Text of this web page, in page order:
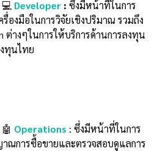
💻 Developer : ซึ่งมีหน้าที่ในการ
งมือในการวิจัยเชิงปริมาณ รวมถึง
ต่างๆในการให้บริการด้านการลงทุน
ทุนไทย
🤖 Operations : ซึ่งมีหน้าที่ในการ
ณการซื้อขายและตรวจสอบดูแลการ